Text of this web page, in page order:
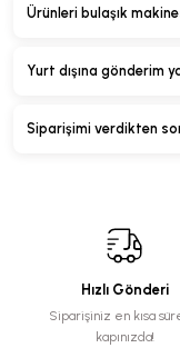
Ürünleri bulaşık
Yurt dışına gönderim
Siparişimi verdikten
Hızlı Gönderi
Siparişiniz en kısa
kapınızda!